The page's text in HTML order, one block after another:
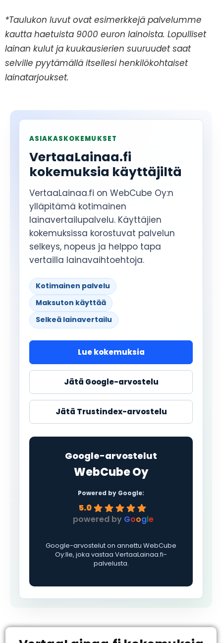
*Taulukon luvut ovat esimerkkejä palvelumme
kautta haetuista 9000 euron lainoista. Lopulliset
lainan kulut ja kuukausierien suuruudet saat
selville pyytämällä itsellesi henkilökohtaiset
lainatarjoukset.
ASIAKASKOKEMUKSET
VertaaLainaa.fi
kokemuksia käyttäjiltä
VertaaLainaa.fi on WebCube Oy:n
ylläpitämä kotimainen
lainavertailupalvelu. Käyttäjien
kokemuksissa korostuvat palvelun
selkeys, nopeus ja helppo tapa
vertailla lainavaihtoehtoja.
Kotimainen palvelu
Maksuton käyttää
Selkeä lainavertailu
Lue kokemuksia
Jätä Google-arvostelu
Jätä Trustindex-arvostelu
Google-arvostelut
WebCube Oy
Powered by Google:
5.0
powered by Google
Google-arvostelut on annettu WebCube
Oy:lle, joka vastaa VertaaLainaa.fi-
palvelusta.